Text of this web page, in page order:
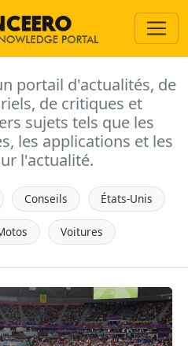
portail d'actualités, de
de critiques et
sujets tels que les
les applications et les
l'actualité.
Conseils États-Unis
Voitures